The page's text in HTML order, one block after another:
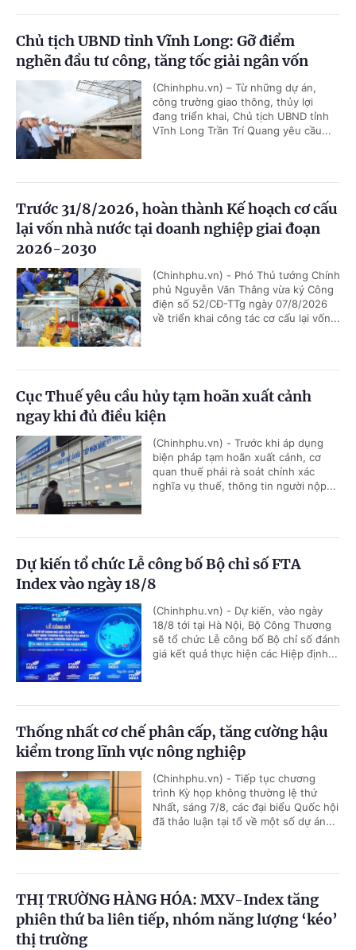
Chủ tịch UBND tỉnh Vĩnh Long: Gỡ điểm
nghẽn đầu tư công, tăng tốc giải ngân vốn
(Chinhphu.vn) – Từ những dự án,
công trường giao thông, thủy lợi
đang triển khai, Chủ tịch UBND tỉnh
Vĩnh Long Trần Trí Quang yêu cầu...
Trước 31/8/2026, hoàn thành Kế hoạch cơ cấu
lại vốn nhà nước tại doanh nghiệp giai đoạn
2026-2030
(Chinhphu.vn) - Phó Thủ tướng Chính
phủ Nguyễn Văn Thắng vừa ký Công
điện số 52/CĐ-TTg ngày 07/8/2026
về triển khai công tác cơ cấu lại vốn...
Cục Thuế yêu cầu hủy tạm hoãn xuất cảnh
ngay khi đủ điều kiện
(Chinhphu.vn) - Trước khi áp dụng
biện pháp tạm hoãn xuất cảnh, cơ
quan thuế phải rà soát chính xác
nghĩa vụ thuế, thông tin người nộp...
Dự kiến tổ chức Lễ công bố Bộ chỉ số FTA
Index vào ngày 18/8
(Chinhphu.vn) - Dự kiến, vào ngày
18/8 tới tại Hà Nội, Bộ Công Thương
sẽ tổ chức Lễ công bố Bộ chỉ số đánh
giá kết quả thực hiện các Hiệp định...
Thống nhất cơ chế phân cấp, tăng cường hậu
kiểm trong lĩnh vực nông nghiệp
(Chinhphu.vn) - Tiếp tục chương
trình Kỳ họp không thường lệ thứ
Nhất, sáng 7/8, các đại biểu Quốc hội
đã thảo luận tại tổ về một số dự án...
THỊ TRƯỜNG HÀNG HÓA: MXV-Index tăng
phiên thứ ba liên tiếp, nhóm năng lượng ‘kéo’
thị trường